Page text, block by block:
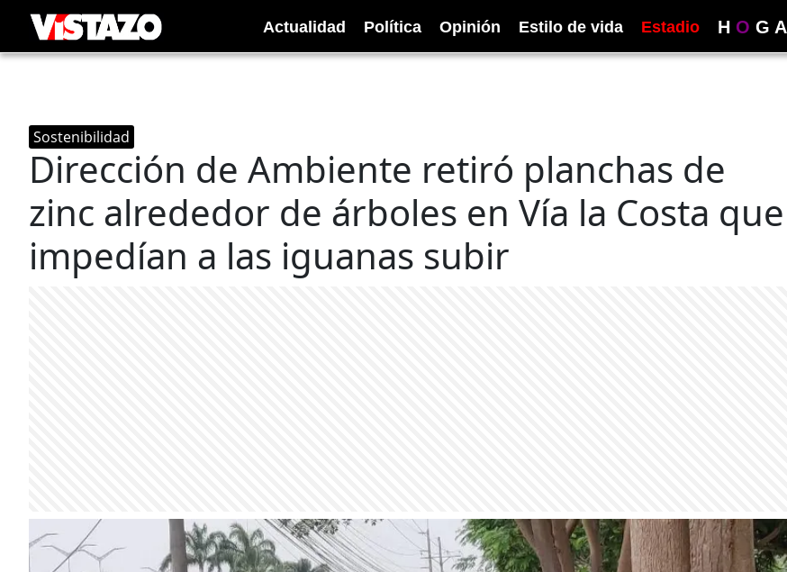
Actualidad Política Opinión Estilo de vida Estadio H O G A
Sostenibilidad
Dirección de Ambiente retiró planchas de
zinc alrededor de árboles en Vía la Costa que
impedían a las iguanas subir